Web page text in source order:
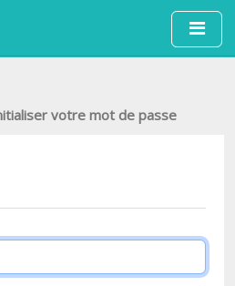
Aller au contenu principal
votre mot de passe